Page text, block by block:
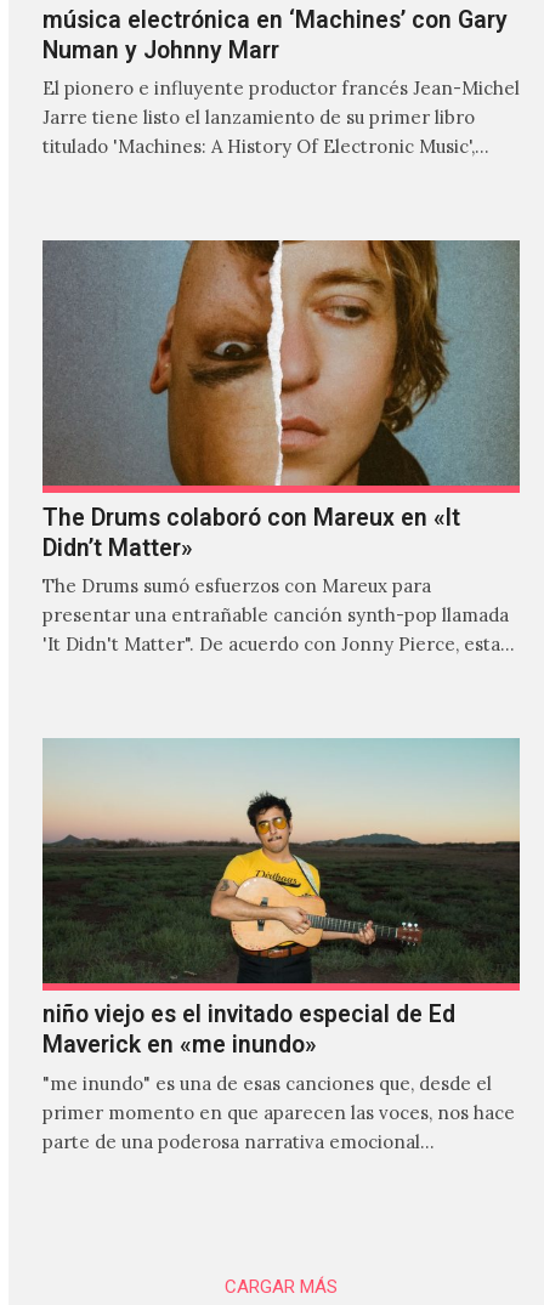
música electrónica en ‘Machines’ con Gary
Numan y Johnny Marr
El pionero e influyente productor francés Jean-Michel
Jarre tiene listo el lanzamiento de su primer libro
titulado 'Machines: A History Of Electronic Music',
The Drums colaboró con Mareux en «It
Didn’t Matter»
The Drums sumó esfuerzos con Mareux para
presentar una entrañable canción synth-pop llamada
'It Didn't Matter". De acuerdo con Jonny Pierce, esta
niño viejo es el invitado especial de Ed
Maverick en «me inundo»
"me inundo" es una de esas canciones que, desde el
primer momento en que aparecen las voces, nos hace
parte de una poderosa narrativa emocional…
CARGAR MÁS